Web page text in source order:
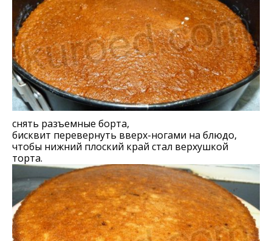
снять разъемные борта,
бисквит перевернуть вверх-ногами на блюдо,
чтобы нижний плоский край стал верхушкой
торта.